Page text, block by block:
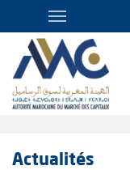
Actualités